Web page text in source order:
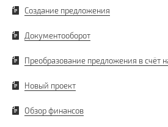
Создание предложения
Документооборот
Преобразование предложения в счёт
Новый проект
Обзор финансов